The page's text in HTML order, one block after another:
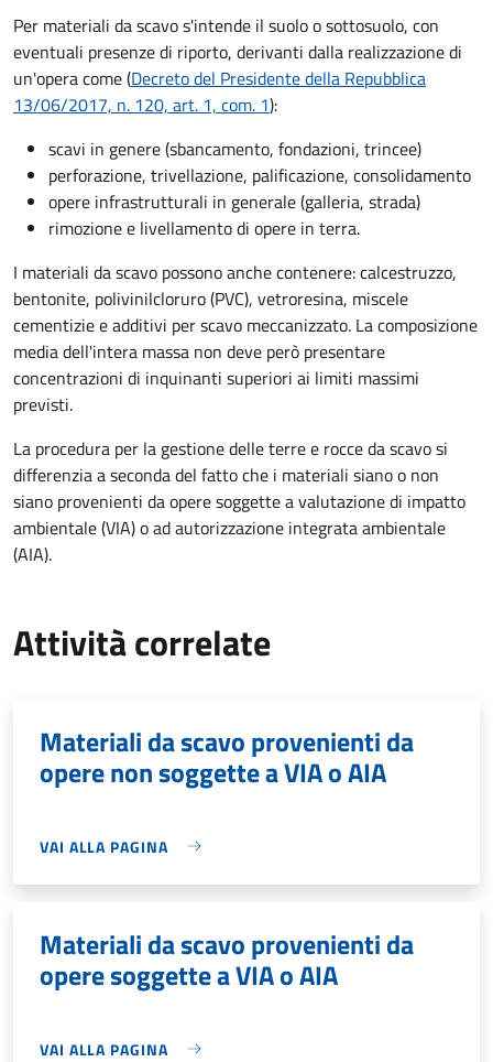
Per materiali da scavo s'intende il suolo o sottosuolo, con
eventuali presenze di riporto, derivanti dalla realizzazione di
un'opera come (Decreto del Presidente della Repubblica
13/06/2017, n. 120, art. 1, com. 1):
scavi in genere (sbancamento, fondazioni, trincee)
perforazione, trivellazione, palificazione, consolidamento
opere infrastrutturali in generale (galleria, strada)
rimozione e livellamento di opere in terra.
I materiali da scavo possono anche contenere: calcestruzzo,
bentonite, polivinilcloruro (PVC), vetroresina, miscele
cementizie e additivi per scavo meccanizzato. La composizione
media dell'intera massa non deve però presentare
concentrazioni di inquinanti superiori ai limiti massimi
previsti.
La procedura per la gestione delle terre e rocce da scavo si
differenzia a seconda del fatto che i materiali siano o non
siano provenienti da opere soggette a valutazione di impatto
ambientale (VIA) o ad autorizzazione integrata ambientale
(AIA).
Attività correlate
Materiali da scavo provenienti da
opere non soggette a VIA o AIA
VAI ALLA PAGINA
Materiali da scavo provenienti da
opere soggette a VIA o AIA
VAI ALLA PAGINA